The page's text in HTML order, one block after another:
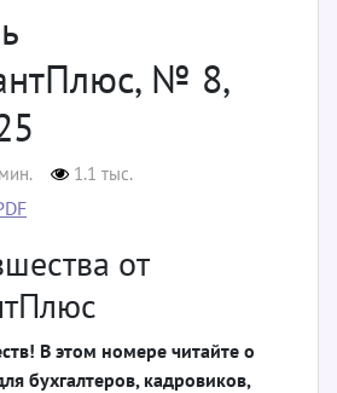
№ 8,
1.1 тыс.
от
В этом номере читайте о
бухгалтеров, кадровиков,